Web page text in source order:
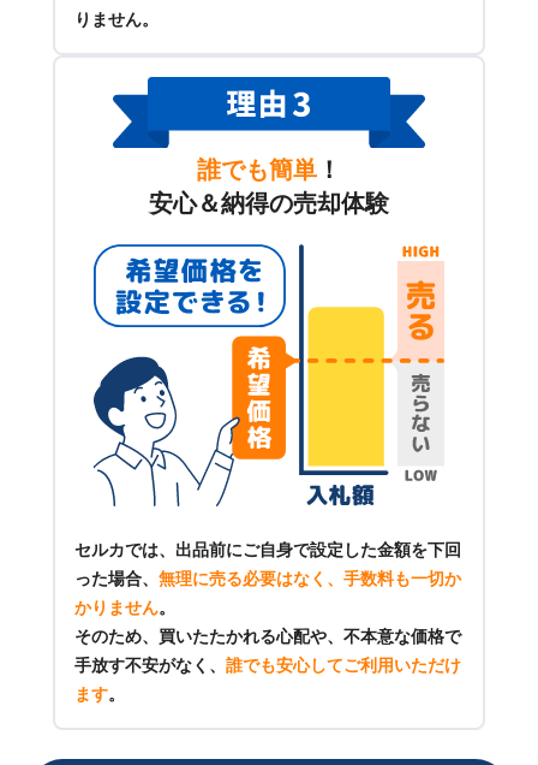
りません。
誰でも簡単 ！
安心＆納得の売却体験
セルカでは、出品前にご自身で設定した金額を下回
った場合、 無理に売る必要はなく、手数料も一切か
かりません。
そのため、買いたたかれる心配や、不本意な価格で
手放す不安がなく、 誰でも安心してご利用いただけ
ます。